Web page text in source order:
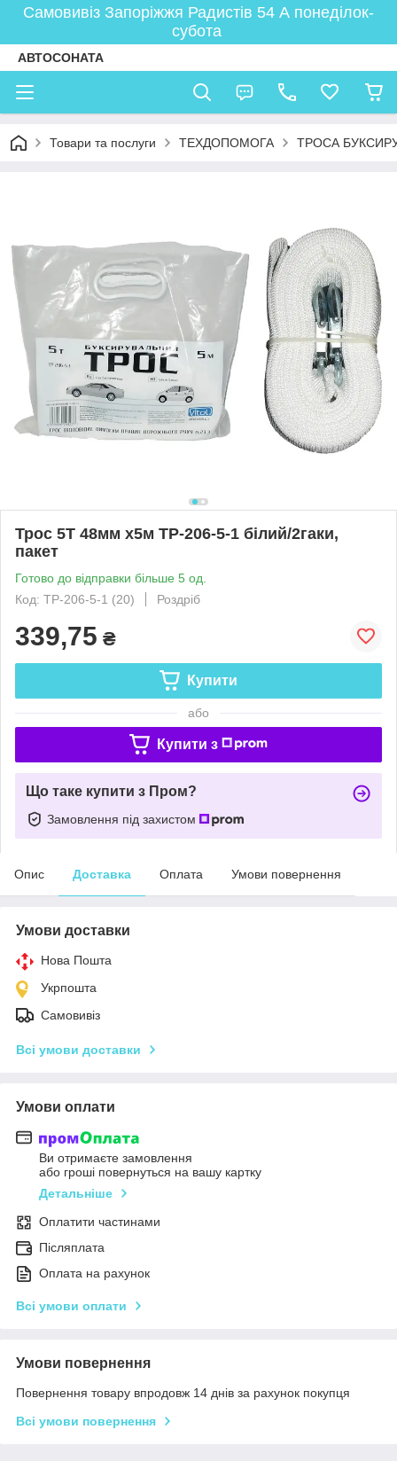
Самовивіз Запоріжжя Радистів 54 А понеділок-
субота
АВТОСОНАТА
Товари та послуги ТЕХДОПОМОГА ТРОСА
Трос 5Т 48мм х5м ТР-206-5-1 білий/2гаки,
пакет
Готово до відправки більше 5 од.
Код: ТР-206-5-1 (20)
Роздріб
339,75 ₴
Купити
або
Купити з
Що таке купити з Пром?
Замовлення під захистом
Опис Доставка Оплата Умови повернення
Умови доставки
Нова Пошта
Укрпошта
Самовивіз
Всі умови доставки
Умови оплати
Ви отримаєте замовлення
або гроші повернуться на вашу картку
Детальніше
Оплатити частинами
Післяплата
Оплата на рахунок
Всі умови оплати
Умови повернення
Повернення товару впродовж 14 днів за рахунок покупця
Всі умови повернення